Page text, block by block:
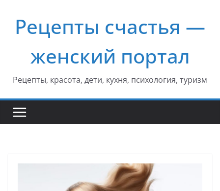
содержимому
Рецепты счастья —
женский портал
Рецепты, красота, дети, кухня, психология, туризм